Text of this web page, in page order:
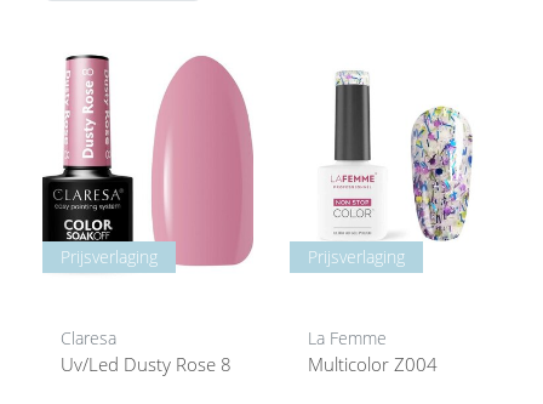
Prijsverlaging
Claresa
Uv/Led Dusty Rose 8
Prijsverlaging
La Femme
Multicolor Z004